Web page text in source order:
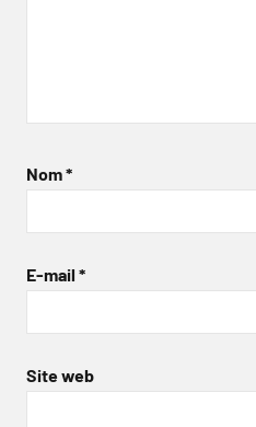
Nom*
E-mail *
Site web